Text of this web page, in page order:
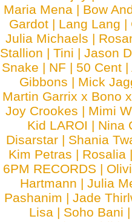
Maria Mena | Bow
Gardot | Lang Lang |
Julia Michaels |
Stallion |Tini |Jason
Snake | NF | 50 Cent |
Gibbons | Mick
Martin Garrix x Bono
Joy Crookes | Mimi
Kid LAROI | Nina
Disarstar | Shania
Kim Petras | Rosalia
6PM RECORDS |
Hartmann |Julia
Pashanim |Jade
Lisa | Soho Bani